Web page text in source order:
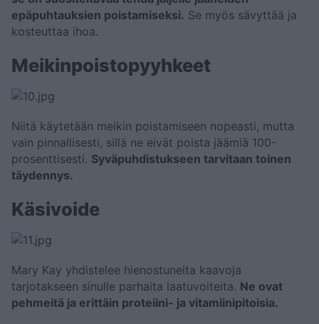
epäpuhtauksien poistamiseksi. Se myös sävyttää ja
kosteuttaa ihoa.
Meikinpoistopyyhkeet
Niitä käytetään meikin poistamiseen nopeasti, mutta
vain pinnallisesti, sillä ne eivät poista jäämiä 100-
prosenttisesti. Syväpuhdistukseen tarvitaan toinen
täydennys.
Käsivoide
Mary Kay yhdistelee hienostuneita kaavoja
tarjotakseen sinulle parhaita laatuvoiteita. Ne ovat
pehmeitä ja erittäin proteiini- ja vitamiinipitoisia.